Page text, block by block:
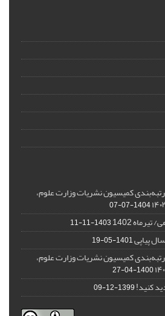
کمیسیون نشریات وزارت علوم،
1404-07-07
1402
1403-11-11
پیاپی1401-05-19
کمیسیون نشریات وزارت علوم،
1400-04-27
کنید!1399-12-09